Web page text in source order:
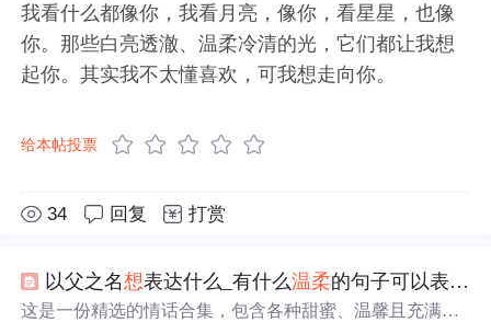
我看什么都像你，我看月亮，像你，看星星，也像
你。那些白亮透澈、温柔冷清的光，它们都让我想
起你。其实我不太懂喜欢，可我想走向你。
给本帖投票
34 回复 打赏
以父之名想表达什么_有什么温柔的句子可以表达我
这是一份精选的情话合集，包含各种甜蜜、温馨且充满创